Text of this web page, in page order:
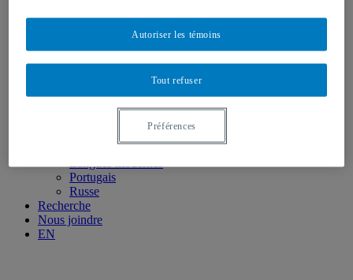
Anglais
Chinois
Espagnol
Français langue seconde
LSQ (langue des signes québécoise)
Portugais
Russe
Recherche
Nous joindre
EN
Tout refuser
Autoriser les témoins
Préférences